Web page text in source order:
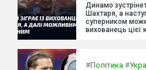
Динамо
Шахтаря, а
суперником
вихованець цієї
#Політика #